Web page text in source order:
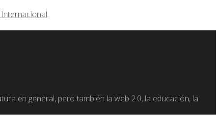
.
en general, pero también la web 2.0, la educación, la